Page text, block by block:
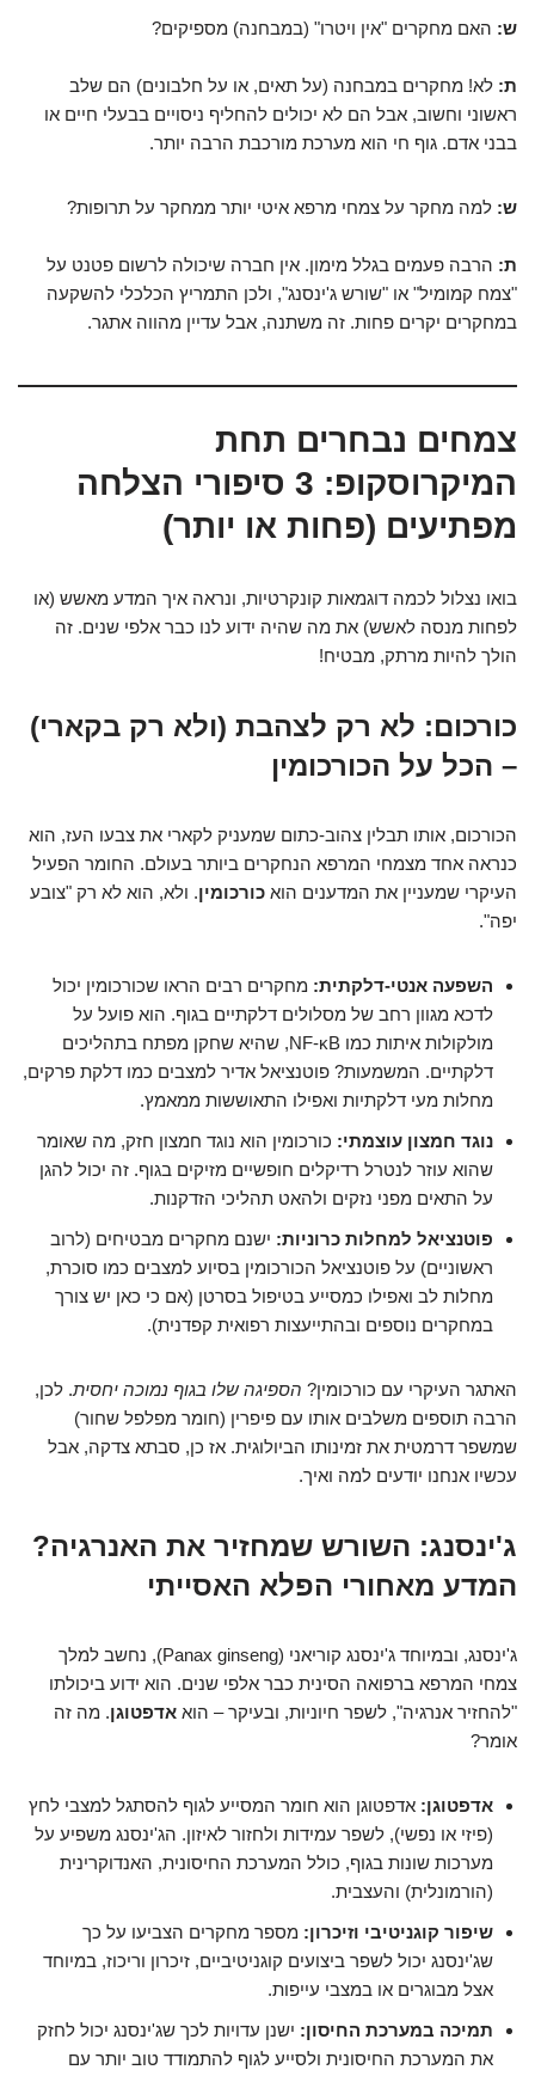
ש: האם מחקרים "אין ויטרו" (במבחנה) מספיקים?
ת: לא! מחקרים במבחנה (על תאים, או על חלבונים) הם שלב
ראשוני וחשוב, אבל הם לא יכולים להחליף ניסויים בבעלי חיים או
בבני אדם. גוף חי הוא מערכת מורכבת הרבה יותר.
ש: למה מחקר על צמחי מרפא איטי יותר ממחקר על תרופות?
ת: הרבה פעמים בגלל מימון. אין חברה שיכולה לרשום פטנט על
"צמח קמומיל" או "שורש ג'ינסנג", ולכן התמריץ הכלכלי להשקעה
במחקרים יקרים פחות. זה משתנה, אבל עדיין מהווה אתגר.
צמחים נבחרים תחת
המיקרוסקופ: 3 סיפורי הצלחה
מפתיעים (פחות או יותר)
בואו נצלול לכמה דוגמאות קונקרטיות, ונראה איך המדע מאשש (או
לפחות מנסה לאשש) את מה שהיה ידוע לנו כבר אלפי שנים. זה
הולך להיות מרתק, מבטיח!
כורכום: לא רק לצהבת (ולא רק בקארי)
– הכל על הכורכומין
הכורכום, אותו תבלין צהוב-כתום שמעניק לקארי את צבעו העז, הוא
כנראה אחד מצמחי המרפא הנחקרים ביותר בעולם. החומר הפעיל
העיקרי שמעניין את המדענים הוא כורכומין. ולא, הוא לא רק "צובע
יפה".
השפעה אנטי-דלקתית: מחקרים רבים הראו שכורכומין יכול
לדכא מגוון רחב של מסלולים דלקתיים בגוף. הוא פועל על
מולקולות איתות כמו NF-κB, שהיא שחקן מפתח בתהליכים
דלקתיים. המשמעות? פוטנציאל אדיר למצבים כמו דלקת פרקים,
מחלות מעי דלקתיות ואפילו התאוששות ממאמץ.
נוגד חמצון עוצמתי: כורכומין הוא נוגד חמצון חזק, מה שאומר
שהוא עוזר לנטרל רדיקלים חופשיים מזיקים בגוף. זה יכול להגן
על התאים מפני נזקים ולהאט תהליכי הזדקנות.
פוטנציאל למחלות כרוניות: ישנם מחקרים מבטיחים (לרוב
ראשוניים) על פוטנציאל הכורכומין בסיוע למצבים כמו סוכרת,
מחלות לב ואפילו כמסייע בטיפול בסרטן (אם כי כאן יש צורך
במחקרים נוספים ובהתייעצות רפואית קפדנית).
האתגר העיקרי עם כורכומין? הספיגה שלו בגוף נמוכה יחסית. לכן,
הרבה תוספים משלבים אותו עם פיפרין (חומר מפלפל שחור)
שמשפר דרמטית את זמינותו הביולוגית. אז כן, סבתא צדקה, אבל
עכשיו אנחנו יודעים למה ואיך.
ג'ינסנג: השורש שמחזיר את האנרגיה?
המדע מאחורי הפלא האסייתי
ג'ינסנג, ובמיוחד ג'ינסנג קוריאני (Panax ginseng), נחשב למלך
צמחי המרפא ברפואה הסינית כבר אלפי שנים. הוא ידוע ביכולתו
"להחזיר אנרגיה", לשפר חיוניות, ובעיקר – הוא אדפטוגן. מה זה
אומר?
אדפטוגן: אדפטוגן הוא חומר המסייע לגוף להסתגל למצבי לחץ
(פיזי או נפשי), לשפר עמידות ולחזור לאיזון. הג'ינסנג משפיע על
מערכות שונות בגוף, כולל המערכת החיסונית, האנדוקרינית
(הורמונלית) והעצבית.
שיפור קוגניטיבי וזיכרון: מספר מחקרים הצביעו על כך
שג'ינסנג יכול לשפר ביצועים קוגניטיביים, זיכרון וריכוז, במיוחד
אצל מבוגרים או במצבי עייפות.
תמיכה במערכת החיסון: ישנן עדויות לכך שג'ינסנג יכול לחזק
את המערכת החיסונית ולסייע לגוף להתמודד טוב יותר עם